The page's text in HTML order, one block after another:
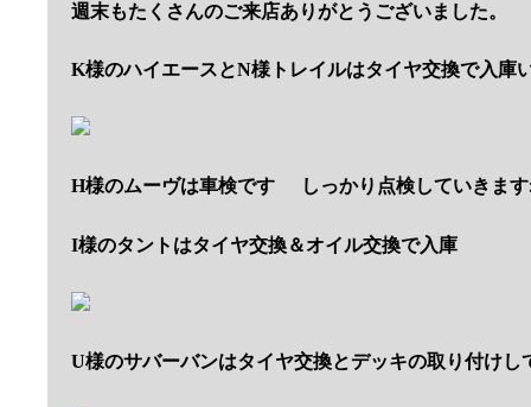
週末もたくさんのご来店ありがとうございました。
K様のハイエースとN様トレイルはタイヤ交換で入庫
H様のムーヴは車検です しっかり点検していきま
I様のタントはタイヤ交換＆オイル交換で入庫
U様のサバーバンはタイヤ交換とデッキの取り付けし